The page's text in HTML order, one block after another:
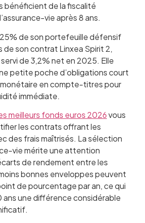
bénéficient de la fiscalité
vie après 8 ans.
25% de son portefeuille défensif
de son contrat Linxea Spirit 2,
de 3,2% net en 2025. Elle
petite poche d’obligations court
monétaire en compte-titres pour
immédiate.
meilleurs fonds euros 2026vous
les contrats offrant les
des frais maîtrisés. La sélection
vie mérite une attention
de rendement entre les
bonnes enveloppes peuvent
de pourcentage par an, ce qui
ans une différence considérable